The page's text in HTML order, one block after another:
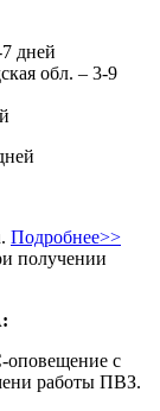
дней
обл. – 3-9
Подробнее>>
получении
:
с
работы ПВЗ.